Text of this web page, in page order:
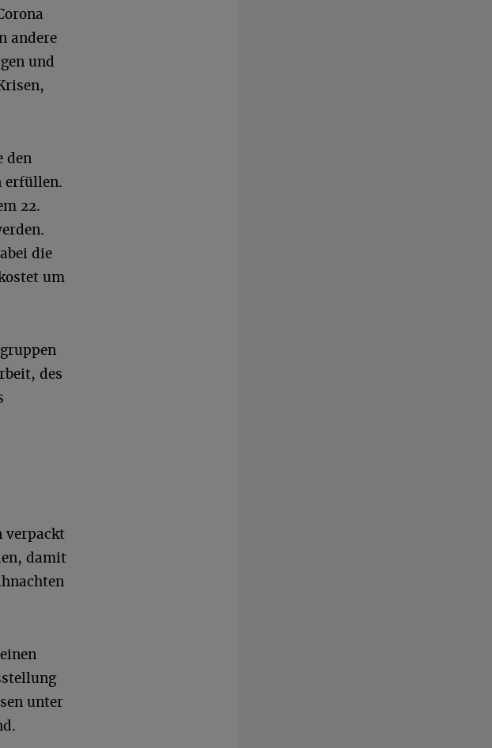
andere
und
den
erfüllen.
22.
die
um
des
verpackt
damit
unter